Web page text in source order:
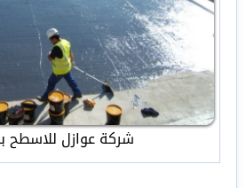
شركة عوازل للاسطح